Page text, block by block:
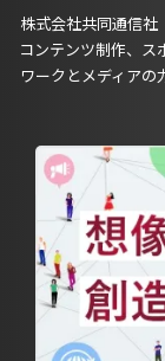
株式会社共同通信社
コンテンツ制作、ス
ワークとメディアの